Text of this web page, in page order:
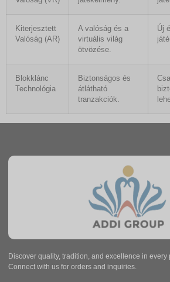
Kiterjesztett
Valóság (AR)
A valóság és a
virtuális világ
ötvözése.
Új
Blokklánc
Technológia
Biztonságos és
átlátható
tranzakciók.
Discover quality, tradition, and excellence in
Connect with us for orders and inquiries.